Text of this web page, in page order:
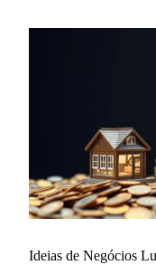
Ideias de Negócios